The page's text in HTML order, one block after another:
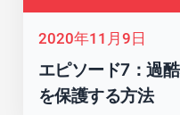
2020年11月9日
エピソード7：過
を保護する方法